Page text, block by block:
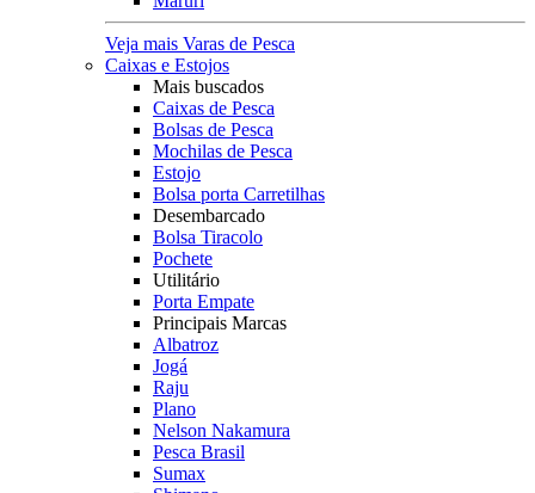
Veja mais Varas de Pesca
Caixas e Estojos
Mais buscados
Caixas de Pesca
Bolsas de Pesca
Mochilas de Pesca
Estojo
Bolsa porta Carretilhas
Desembarcado
Bolsa Tiracolo
Pochete
Utilitário
Porta Empate
Principais Marcas
Albatroz
Jogá
Raju
Plano
Nelson Nakamura
Pesca Brasil
Sumax